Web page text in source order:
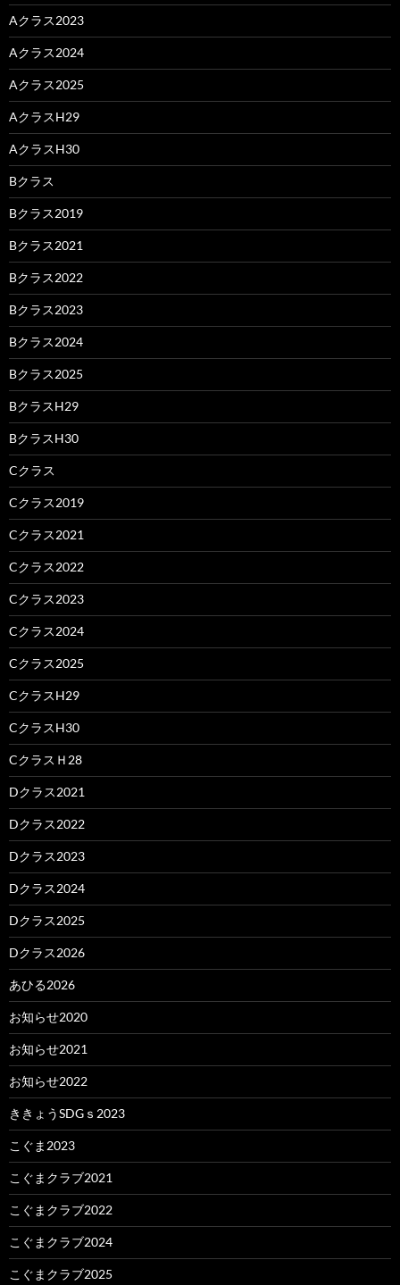
Aクラス2023
Aクラス2024
Aクラス2025
AクラスH29
AクラスH30
Bクラス
Bクラス2019
Bクラス2021
Bクラス2022
Bクラス2023
Bクラス2024
Bクラス2025
BクラスH29
BクラスH30
Cクラス
Cクラス2019
Cクラス2021
Cクラス2022
Cクラス2023
Cクラス2024
Cクラス2025
CクラスH29
CクラスH30
CクラスＨ28
Dクラス2021
Dクラス2022
Dクラス2023
Dクラス2024
Dクラス2025
Dクラス2026
あひる2026
お知らせ2020
お知らせ2021
お知らせ2022
ききょうSDGｓ2023
こぐま2023
こぐまクラブ2021
こぐまクラブ2022
こぐまクラブ2024
こぐまクラブ2025